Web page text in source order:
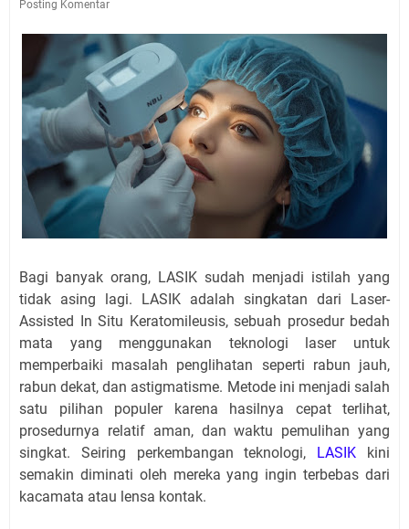
Posting Komentar
Bagi banyak orang, LASIK sudah menjadi istilah yang
tidak asing lagi. LASIK adalah singkatan dari Laser-
Assisted In Situ Keratomileusis, sebuah prosedur bedah
mata yang menggunakan teknologi laser untuk
memperbaiki masalah penglihatan seperti rabun jauh,
rabun dekat, dan astigmatisme. Metode ini menjadi salah
satu pilihan populer karena hasilnya cepat terlihat,
prosedurnya relatif aman, dan waktu pemulihan yang
singkat. Seiring perkembangan teknologi, LASIK kini
semakin diminati oleh mereka yang ingin terbebas dari
kacamata atau lensa kontak.